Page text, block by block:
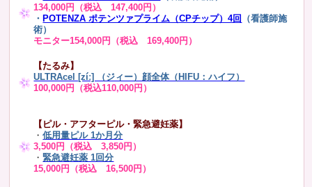
134,000円（税込 147,400円）
・ POTENZA ポテンツァプライム（CPチップ）4回
（看護師施
術）
モニター154,000円（税込 169,400円）
【たるみ】
ULTRAcel [zíː] （ジィー）顔全体（HIFU：ハイフ）
100,000円（税込110,000円）
【ピル・アフターピル・緊急避妊薬】
・低用量ピル 1か月分
3,500円（税込 3,850円）
・緊急避妊薬 1回分
15,000円（税込 16,500円）